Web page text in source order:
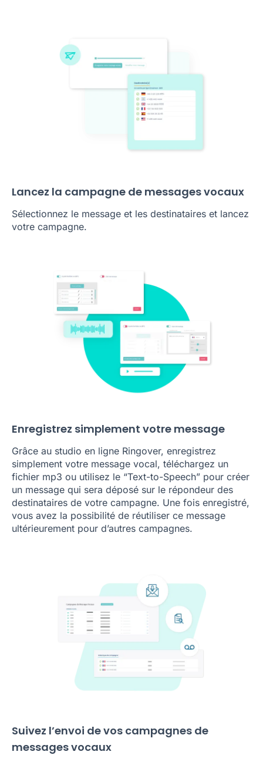
Lancez la campagne de messages vocaux
Sélectionnez le message et les destinataires et lancez
votre campagne.
Enregistrez simplement votre message
Grâce au studio en ligne Ringover, enregistrez
simplement votre message vocal, téléchargez un
fichier mp3 ou utilisez le “Text-to-Speech” pour créer
un message qui sera déposé sur le répondeur des
destinataires de votre campagne. Une fois enregistré,
vous avez la possibilité de réutiliser ce message
ultérieurement pour d’autres campagnes.
Suivez l’envoi de vos campagnes de
messages vocaux